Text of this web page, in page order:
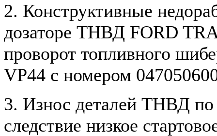
2. Конструктивные
дозаторе ТНВД FORD
проворот топливного
VP44 с номером
3. Износ деталей ТНВД по
следствие низкое